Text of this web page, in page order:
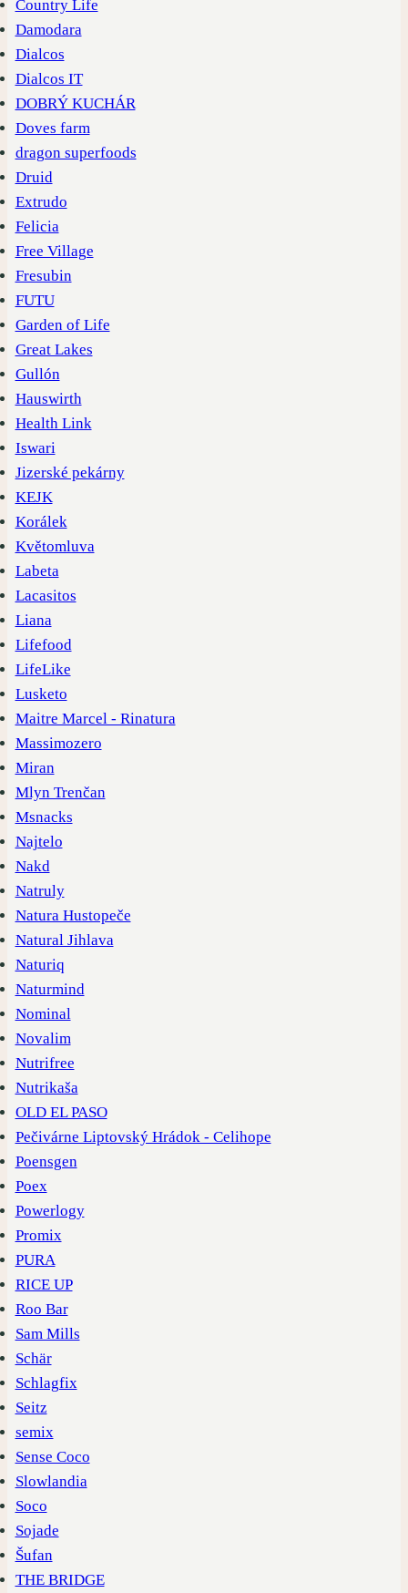
Country Life
Damodara
Dialcos
Dialcos IT
DOBRÝ KUCHÁR
Doves farm
dragon superfoods
Druid
Extrudo
Felicia
Free Village
Fresubin
FUTU
Garden of Life
Great Lakes
Gullón
Hauswirth
Health Link
Iswari
Jizerské pekárny
KEJK
Korálek
Květomluva
Labeta
Lacasitos
Liana
Lifefood
LifeLike
Lusketo
Maitre Marcel - Rinatura
Massimozero
Miran
Mlyn Trenčan
Msnacks
Najtelo
Nakd
Natruly
Natura Hustopeče
Natural Jihlava
Naturiq
Naturmind
Nominal
Novalim
Nutrifree
Nutrikaša
OLD EL PASO
Pečivárne Liptovský Hrádok - Celihope
Poensgen
Poex
Powerlogy
Promix
PURA
RICE UP
Roo Bar
Sam Mills
Schär
Schlagfix
Seitz
semix
Sense Coco
Slowlandia
Soco
Sojade
Šufan
THE BRIDGE